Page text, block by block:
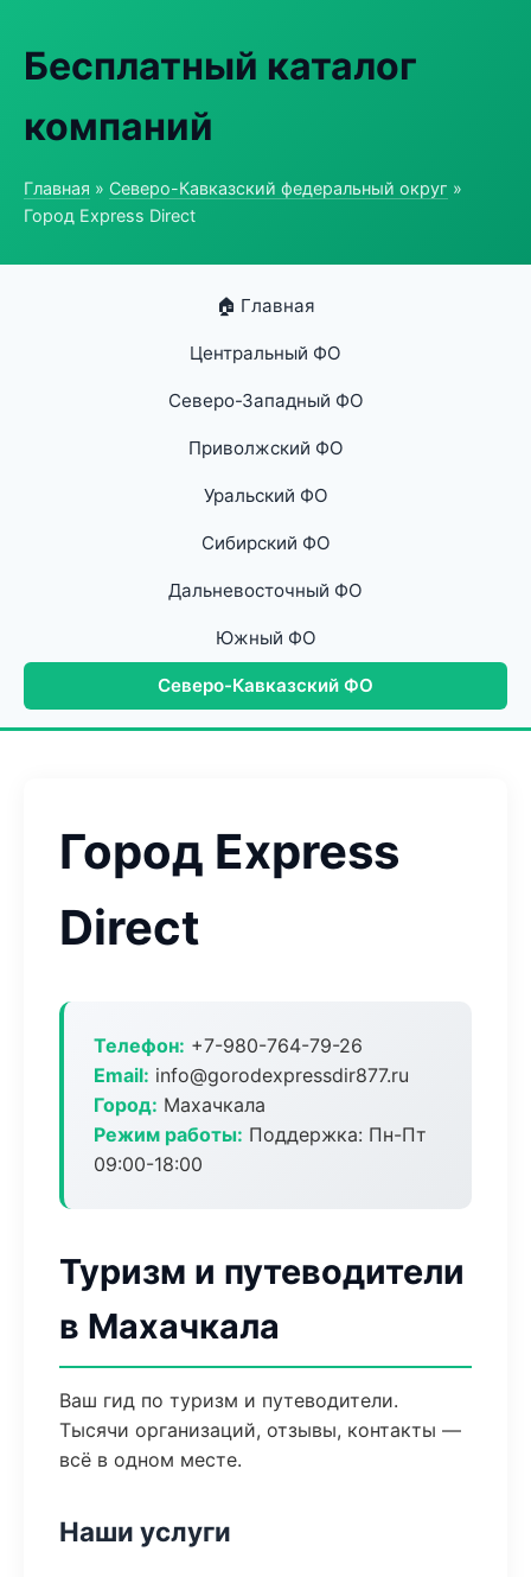
Бесплатный каталог
компаний
Главная » Северо-Кавказский федеральный округ »
Город Express Direct
🏠 Главная
Центральный ФО
Северо-Западный ФО
Приволжский ФО
Уральский ФО
Сибирский ФО
Дальневосточный ФО
Южный ФО
Северо-Кавказский ФО
Город Express
Direct
Телефон: +7-980-764-79-26
Email: info@gorodexpressdir877.ru
Город: Махачкала
Режим работы: Поддержка: Пн-Пт
09:00-18:00
Туризм и путеводители
в Махачкала
Ваш гид по туризм и путеводители.
Тысячи организаций, отзывы, контакты —
всё в одном месте.
Наши услуги